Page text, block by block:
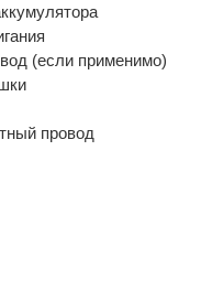
(если применимо)
провод